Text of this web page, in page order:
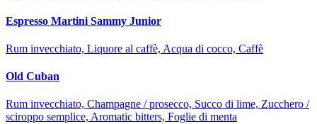
Espresso Martini Sammy Junior
Rum invecchiato, Liquore al caffè, Acqua di cocco, Caffè
Old Cuban
Rum invecchiato, Champagne / prosecco, Succo di lime, Zucchero /
sciroppo semplice, Aromatic bitters, Foglie di menta